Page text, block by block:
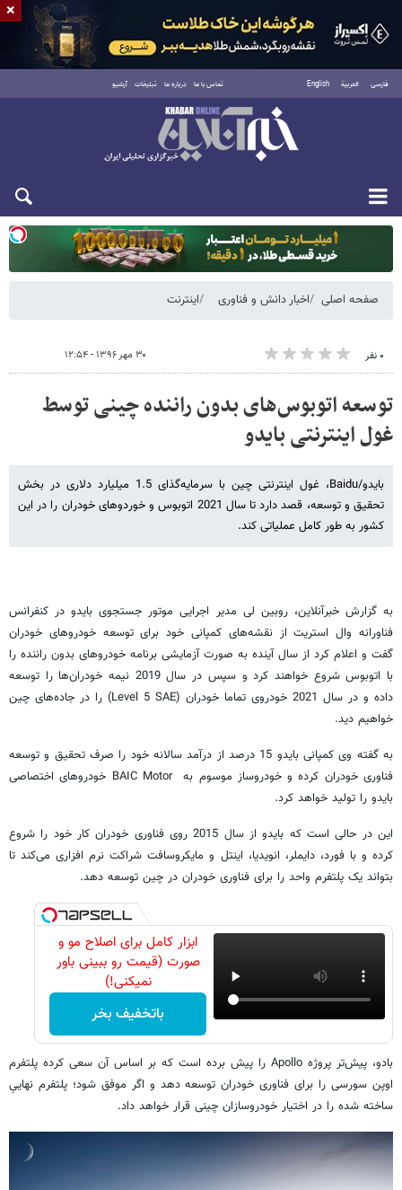
فارسی العربية English تماس با ما درباره ما تبلیغات آرشیو
یکشنبه ۱۸ مرداد ۱۴۰۵
صفحه اصلی اخبار دانش و فناوری اینترنت
۰ نفر ۳۰ مهر ۱۳۹۶ - ۱۲:۵۴
توسعه اتوبوس‌های بدون راننده چینی توسط
غول اینترنتی بایدو
بایدو/Baidu، غول اینترنتی چین با سرمایه‌گذای 1.5 میلیارد دلاری در بخش
تحقیق و توسعه، قصد دارد تا سال 2021 اتوبوس و خوردوهای خودران را در این
کشور به طور کامل عملیاتی کند.
به گزارش خبرآنلاین، روبین لی مدیر اجرایی موتور جستجوی بایدو در کنفرانس
فناورانه وال استریت از نقشه‌های کمپانی خود برای توسعه خودروهای خودران
گفت و اعلام کرد از سال آینده به صورت آزمایشی برنامه خودروهای بدون راننده را
با اتوبوس شروع خواهند کرد و سپس در سال 2019 نیمه خودران‌ها را توسعه
داده و در سال 2021 خودروی تماما خودران (Level 5 SAE) را در جاده‌های چین
خواهیم دید.
به گفته وی کمپانی بایدو 15 درصد از درآمد سالانه خود را صرف تحقیق و توسعه
فناوری خودران کرده و خودروساز موسوم به BAIC Motor خودروهای اختصاصی
بایدو را تولید خواهد کرد.
این در حالی است که بایدو از سال 2015 روی فناوری خودران کار خود را شروع
کرده و با فورد، دایملر، انویدیا، اینتل و مایکروسافت شراکت نرم افزاری می‌کند تا
بتواند یک پلتفرم واحد را برای فناوری خودران در چین توسعه دهد.
ابزار کامل برای اصلاح مو و
صورت (قیمت رو ببینی باور
نمیکنی!)
باتخفیف بخر
بادو، پیش‌تر پروژه Apollo را پیش برده است که بر اساس آن سعی کرده پلتفرم
اوپن سورسی را برای فناوری خودران توسعه دهد و اگر موفق شود؛ پلتفرم نهاییِ
ساخته شده را در اختیار خودروسازان چینی قرار خواهد داد.
×